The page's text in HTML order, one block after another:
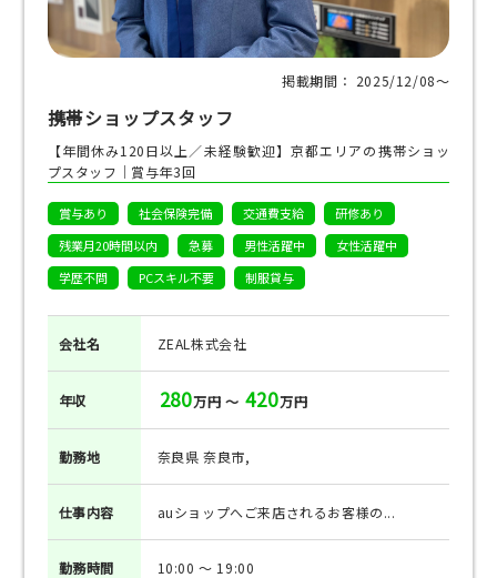
掲載期間： 2025/12/08〜
携帯ショップスタッフ
【年間休み120日以上／未経験歓迎】京都エリアの携帯ショッ
プスタッフ｜賞与年3回
賞与あり 社会保険完備 交通費支給
研修あり
残業月20時間以内
急募 男性活躍中
女性活躍中
学歴不問
PCスキル不要 制服貸与
会社名 ZEAL株式会社
年収 280万円 ～ 420万円
勤務地 奈良県 奈良市,
仕事内容 auショップへご来店されるお客様の...
勤務時間 10:00 ～ 19:00